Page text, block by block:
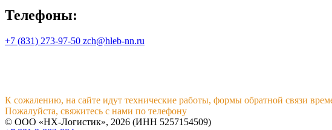
Телефоны:
+7 (831) 273-97-50 zch@hleb-nn.ru
К сожалению, на сайте идут технические работы, формы обратной связи
Пожалуйста, свяжитесь с нами по телефону
© ООО «НХ-Логистик», 2026 (ИНН 5257154509)